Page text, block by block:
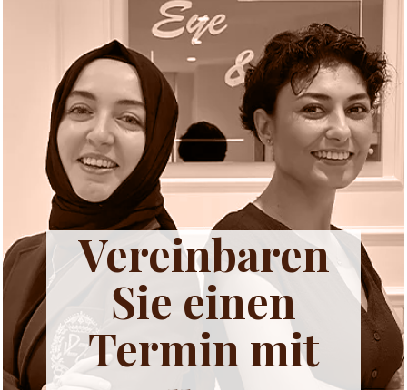
Vereinbaren
Sie einen
Termin mit